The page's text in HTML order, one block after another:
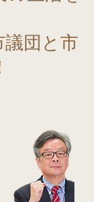
団 と市